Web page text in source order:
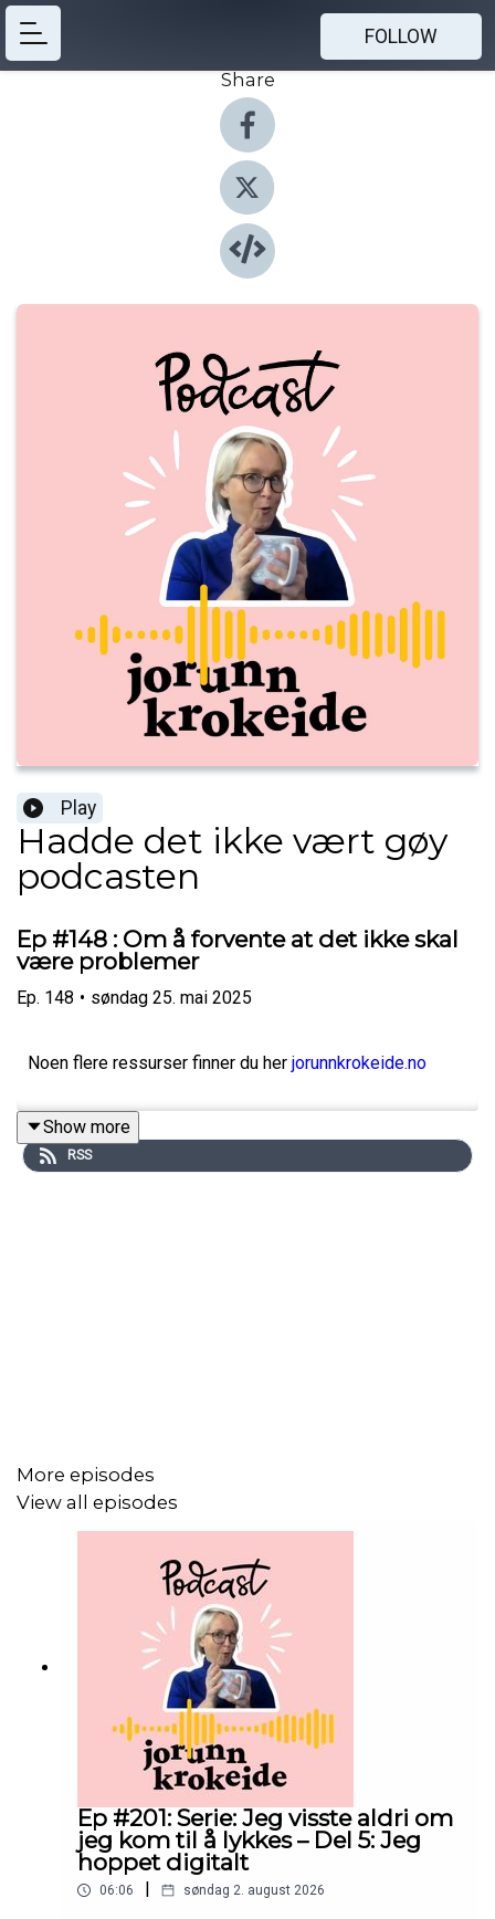
FOLLOW
Share
Play
Hadde det ikke vært gøy
podcasten
Ep #148 : Om å forvente at det ikke skal
være problemer
Ep. 148 • søndag 25. mai 2025
Noen flere ressurser finner du her jorunnkrokeide.no
Show more
RSS
More episodes
View all episodes
Ep #201: Serie: Jeg visste aldri om
jeg kom til å lykkes – Del 5: Jeg
hoppet digitalt
06:06 | søndag 2. august 2026